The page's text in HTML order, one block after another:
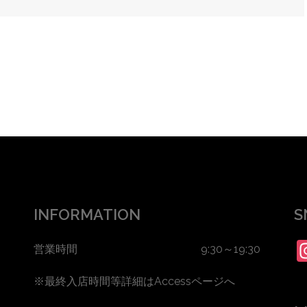
INFORMATION
営業時間 9:30～19:30
※最終入店時間等詳細はAccessページへ